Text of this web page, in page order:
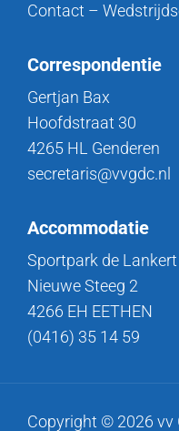
Contact –
Correspondentie
Gertjan Bax
Hoofdstraat 30
4265 HL Genderen
secretaris@vvgdc.nl
Accommodatie
Sportpark de Lankert
Nieuwe Steeg 2
4266 EH EETHEN
(0416) 35 14 59
Copyright © 2026 vv